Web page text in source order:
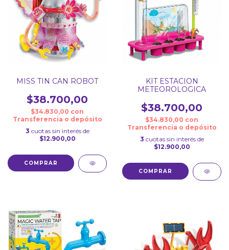
MISS TIN CAN ROBOT
$38.700,00
$34.830,00 con
Transferencia o depósito
3 cuotas sin interés de
$12.900,00
KIT ESTACION
METEOROLOGICA
$38.700,00
$34.830,00 con
Transferencia o depósito
3 cuotas sin interés de
$12.900,00